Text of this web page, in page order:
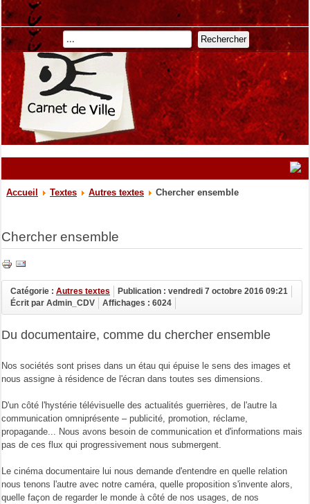
Rechercher
Accueil Textes Autres textes Chercher ensemble
Chercher ensemble
Catégorie : Autres textes
Publication : vendredi 7 octobre 2016 09:21
Écrit par Admin_CDV
Affichages : 6024
Du documentaire, comme du chercher ensemble
Nos sociétés sont prises dans un étau qui épuise le sens des images et
nous assigne à résidence de l'écran dans toutes ses dimensions.
D'un côté l'hystérie télévisuelle des actualités guerrières, de l'autre la
communication omniprésente – publicité, promotion, réclame,
propagande... Nous avons besoin de communication et d'informations mais
pas de ces flux qui progressivement nous submergent.
Le cinéma documentaire lui nous demande d'entendre en quelle relation
nous tenons l'autre avec notre caméra, quelle proposition s'invente alors,
quelle façon de regarder le monde à côté de nos usages, de nos